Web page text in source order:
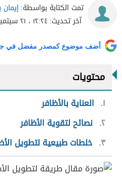
تمت الكتابة بواسطة:
آخر تحديث:١٢:٢٤ ، ٢١ سبتمبر ٢٠١٦
أضف موضوع كمصدر مفضل في
محتويات
١
العناية بالأظافر
٢ نصائح لتقوية الأظافر
٣ خلطات طبيعية لتطويل